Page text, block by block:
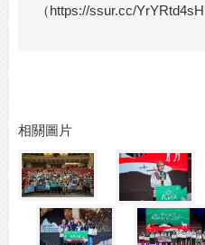
（https://ssur.cc/YrYRtd4sH
相關圖片